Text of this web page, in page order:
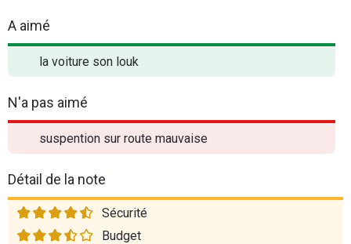
Marques
A aimé
la voiture son louk
N'a pas aimé
suspention sur route mauvaise
Détail de la note
Sécurité
Budget